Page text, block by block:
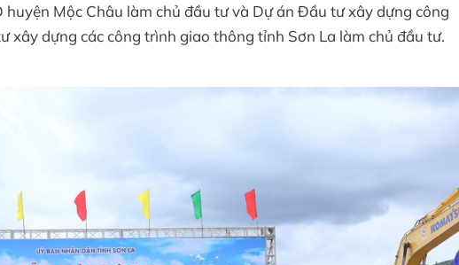
Mộc Châu làm chủ đầu tư và Dự án Đầu tư xây dựng công
xây dựng các công trình giao thông tỉnh Sơn La làm chủ đầu tư.